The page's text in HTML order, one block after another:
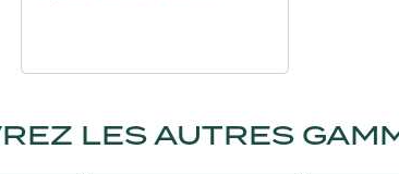
LES AUTRES